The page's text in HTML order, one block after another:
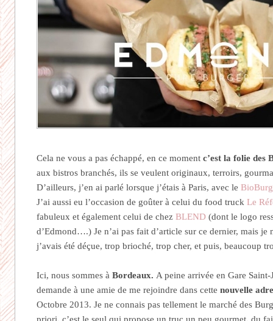
Cela ne vous a pas échappé, en ce momentc’est la folie des
aux bistros branchés, ils se veulent originaux, terroirs,
D’ailleurs, j’en ai parlé lorsque j’étais à Paris, avec le
J’ai aussi eu l’occasion de goûter à celui du food truckLe
fabuleux et également celui de chezBLEND (dont le logo
d’Edmond….) Je n’ai pas fait d’article sur ce dernier, mais je
j’avais été déçue, trop brioché, trop cher, et puis, beaucoup
Ici, nous sommes àBordeaux. A peine arrivée en Gare
demande à une amie de me rejoindre dans cettenouvelle
Octobre 2013. Je ne connais pas tellement le marché des